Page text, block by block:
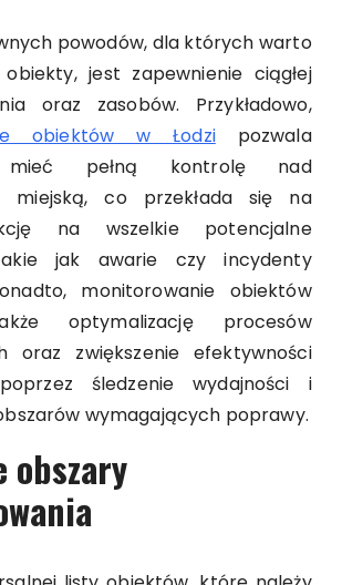
powodów, dla których warto
jest zapewnienie ciągłej
oraz zasobów. Przykładowo,
obiektów w Łodzipozwala
mieć pełną kontrolę nad
miejską, co przekłada się na
na wszelkie potencjalne
jak awarie czy incydenty
monitorowanie obiektów
optymalizację procesów
oraz zwiększenie efektywności
śledzenie wydajności i
wymagających poprawy.
obszary